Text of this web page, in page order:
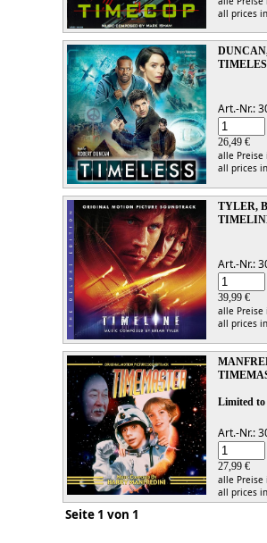
all prices
Art.-Nr.:
26,49 €
alle
all prices
TYLER,
Art.-Nr.:
39,99 €
alle
all prices
Limited to
Art.-Nr.:
27,99 €
alle
all prices
Seite 1 von 1